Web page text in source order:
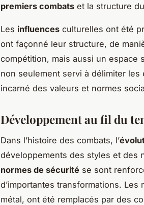
premiers combats et la structure
Les influences culturelles ont été
ont façonné leur structure, de
compétition, mais aussi un espace
non seulement servi à délimiter
incarné des valeurs et normes
Développement au fil du
Dans l’histoire des combats, l’
développements des styles et des
normes de sécurité se sont
d’importantes transformations.
métal, ont été remplacés par des